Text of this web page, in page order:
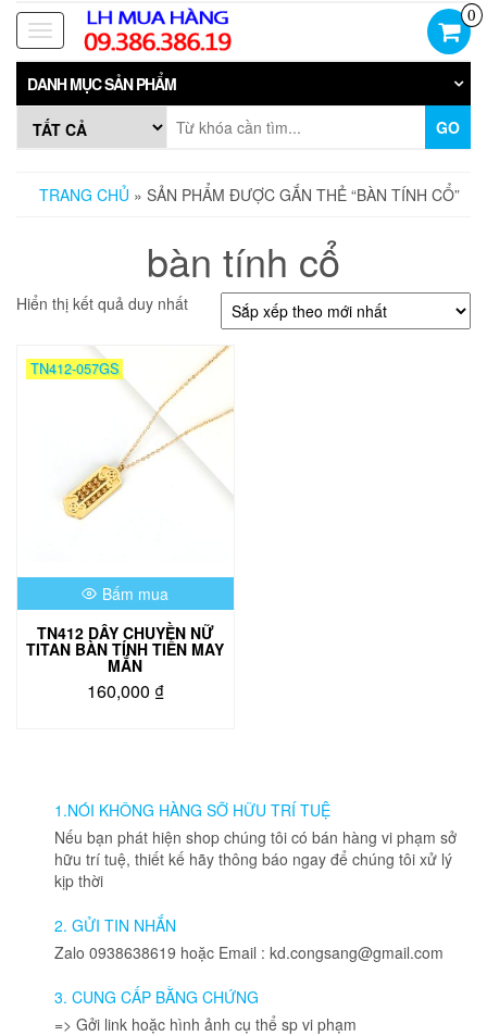
Skip
the
content
Toggle
navigation
0
DANH MỤC SẢN PHẨM
GO
TRANG CHỦ » SẢN PHẨM ĐƯỢC GẮN THẺ “BÀN TÍNH CỔ”
bàn tính cổ
Hiển thị kết quả duy nhất
TN412-057GS
Bấm mua
TN412 DÂY CHUYỀN NỮ
TITAN BÀN TÍNH TIỀN MAY
MẮN
160,000 ₫
1.NÓI KHÔNG HÀNG SỠ HỮU TRÍ TUỆ
Nếu bạn phát hiện shop chúng tôi có bán hàng vi phạm sở
hữu trí tuệ, thiết kế hãy thông báo ngay để chúng tôi xử lý
kịp thời
2. GỬI TIN NHẮN
Zalo 0938638619 hoặc Email : kd.congsang@gmail.com
3. CUNG CẤP BẰNG CHỨNG
=> Gởi link hoặc hình ảnh cụ thể sp vi phạm